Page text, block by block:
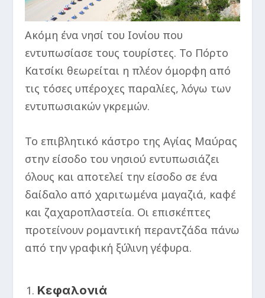
Ακόμη ένα νησί του Ιονίου που
εντυπωσίασε τους τουρίστες. Το Πόρτο
Κατσίκι θεωρείται η πλέον όμορφη από
τις τόσες υπέροχες παραλίες, λόγω των
εντυπωσιακών γκρεμών.
Το επιβλητικό κάστρο της Αγίας Μαύρας
στην είσοδο του νησιού εντυπωσιάζει
όλους και αποτελεί την είσοδο σε ένα
δαίδαλο από χαριτωμένα μαγαζιά, καφέ
και ζαχαροπλαστεία. Οι επισκέπτες
προτείνουν ρομαντική περαντζάδα πάνω
από την γραφική ξύλινη γέφυρα.
Κεφαλονιά